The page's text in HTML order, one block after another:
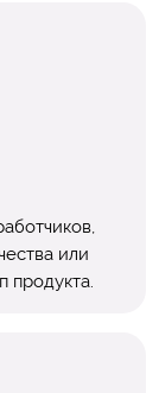
или
продукта.